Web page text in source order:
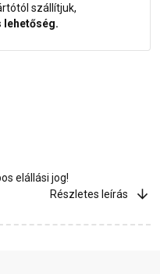
szállítjuk,
lehetőség.
elállási jog!
Részletes leírás